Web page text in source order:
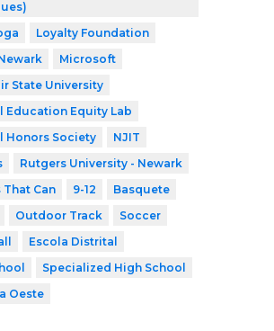
Loyalty Foundation
Microsoft
State University
Education Equity Lab
Honors Society
NJIT
Rutgers University - Newark
That Can
9-12
Basquete
Outdoor Track
Soccer
Escola Distrital
Specialized High School
Oeste